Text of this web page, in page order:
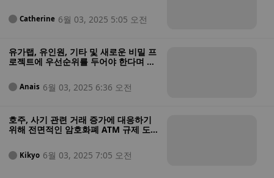
Catherine 6월 03, 2025 5:05 오전
유가랩, 유인원, 기타 및 새로운 비밀 프
로젝트에 우선순위를 두어야 한다며 달
Anais 6월 03, 2025 6:36 오전
호주, 사기 관련 거래 증가에 대응하기
위해 전면적인 암호화폐 ATM 규제 도
Kikyo 6월 03, 2025 7:05 오전